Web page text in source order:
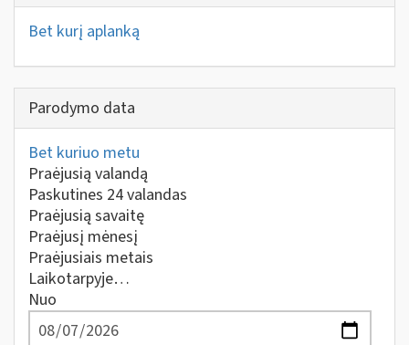
Bet kurį aplanką
Parodymo data
Bet kuriuo metu
Praėjusią valandą
Paskutines 24 valandas
Praėjusią savaitę
Praėjusį mėnesį
Praėjusiais metais
Laikotarpyje…
Nuo